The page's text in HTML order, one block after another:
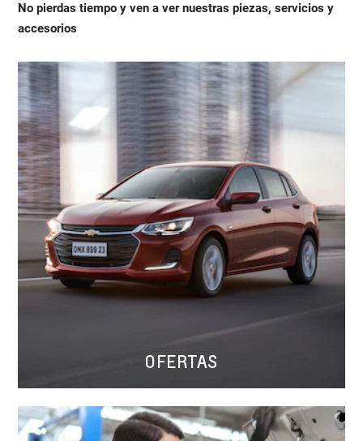
No pierdas tiempo y ven a ver nuestras piezas, servicios y
accesorios
OFERTAS